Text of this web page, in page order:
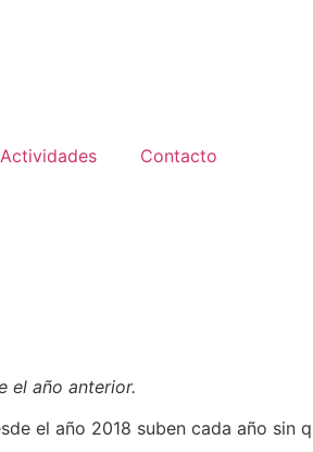
Actividades Contacto
el año anterior.
el año 2018 suben cada año sin